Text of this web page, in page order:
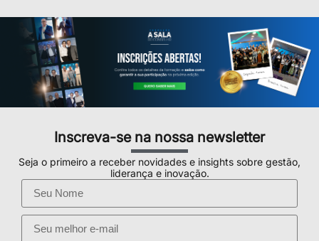
Inscreva-se na nossa newsletter
Seja o primeiro a receber novidades e insights sobre gestão,
liderança e inovação.